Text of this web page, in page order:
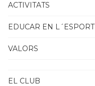
ACTIVITATS
EDUCAR EN L´ESPORT
VALORS
EL CLUB